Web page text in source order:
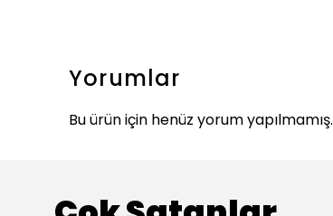
Yorumlar
Bu ürün için henüz yorum yapılmamış.